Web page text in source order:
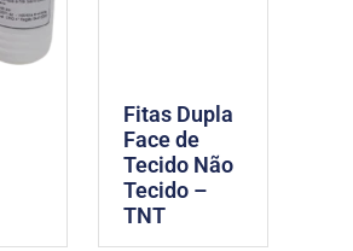
Fitas Dupla
Face de
Tecido Não
Tecido –
TNT